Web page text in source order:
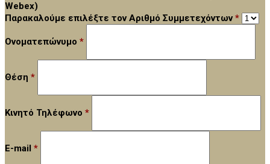
Webex)
Παρακαλούμε επιλέξτε τον Αριθμό Συμμετεχόντων*
Ονοματεπώνυμο *
Θέση *
Κινητό Τηλέφωνο *
E-mail *